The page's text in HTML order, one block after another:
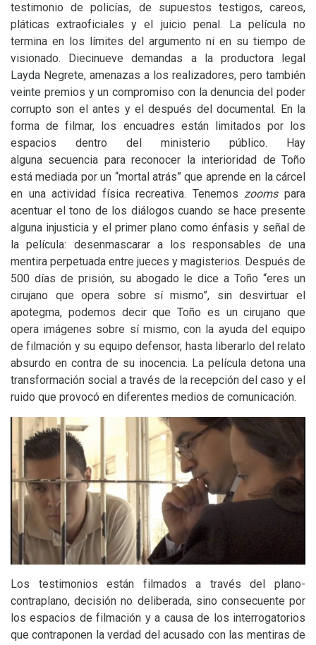
testimonio de policías, de supuestos testigos, careos,
pláticas extraoficiales y el juicio penal. La película no
termina en los límites del argumento ni en su tiempo de
visionado. Diecinueve demandas a la productora legal
Layda Negrete, amenazas a los realizadores, pero también
veinte premios y un compromiso con la denuncia del poder
corrupto son el antes y el después del documental. En la
forma de filmar, los encuadres están limitados por los
espacios dentro del ministerio público. Hay
alguna secuencia para reconocer la interioridad de Toño
está mediada por un “mortal atrás” que aprende en la cárcel
en una actividad física recreativa. Tenemoszoomspara
acentuar el tono de los diálogos cuando se hace presente
alguna injusticia y el primer plano como énfasis y señal de
la película: desenmascarar a los responsables de una
mentira perpetuada entre jueces y magisterios. Después de
500 días de prisión, su abogado le dice a Toño “eres un
cirujano que opera sobre sí mismo”, sin desvirtuar el
apotegma, podemos decir que Toño es un cirujano que
opera imágenes sobre sí mismo, con la ayuda del equipo
de filmación y su equipo defensor, hasta liberarlo del relato
absurdo en contra de su inocencia. La película detona una
transformación social a través de la recepción del caso y el
ruido que provocó en diferentes medios de comunicación.
Los testimonios están filmados a través del plano-
contraplano, decisión no deliberada, sino consecuente por
los espacios de filmación y a causa de los interrogatorios
que contraponen la verdad del acusado con las mentiras de